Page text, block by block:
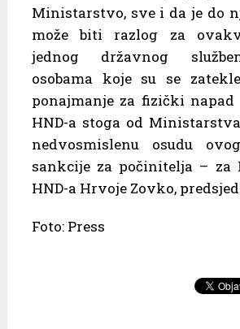
Ministarstvo, sve i da je do
može biti razlog za
jednog državnog
osobama koje su se
ponajmanje za fizički
HND-a stoga od
nedvosmislenu osudu
sankcije za počinitelja – za
HND-a Hrvoje Zovko,
Foto: Press